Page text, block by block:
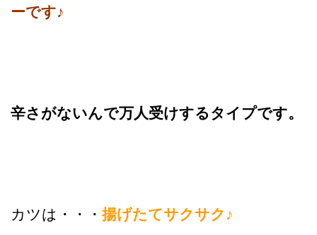
ーです♪
辛さがないんで万人受けするタイプです。
カツは・・・ 揚げたてサクサク♪